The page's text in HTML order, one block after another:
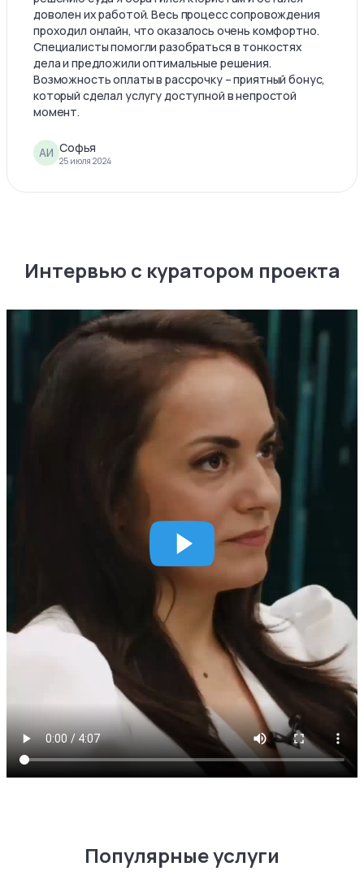
доволен их работой. Весь процесс сопровождения
проходил онлайн, что оказалось очень комфортно.
Специалисты помогли разобраться в тонкостях
дела и предложили оптимальные решения.
Возможность оплаты в рассрочку – приятный бонус,
который сделал услугу доступной в непростой
момент.
АИ Софья
25 июля 2024
Интервью с куратором проекта
Популярные услуги